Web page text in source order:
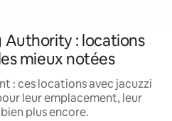
Authority : locations
mieux notées
: ces locations avec jacuzzi
leur emplacement, leur
plus encore.